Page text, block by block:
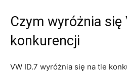
Czym wyróżnia się
konkurencji
VW ID.7 wyróżnia się na tle